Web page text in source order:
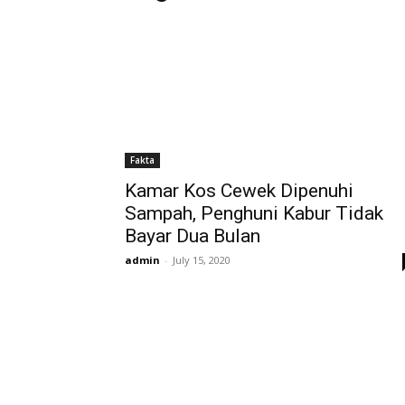
Fakta
Kamar Kos Cewek Dipenuhi
Sampah, Penghuni Kabur Tidak
Bayar Dua Bulan
admin - July 15, 2020